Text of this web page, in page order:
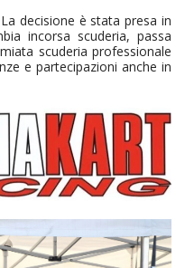
decisione è stata presa in
incorsa scuderia, passa
scuderia professionale
e partecipazioni anche in